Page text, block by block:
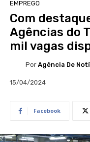
EMPREGO
Com
Agências do
mil vagas
Por Agência De
15/04/2024
Facebook